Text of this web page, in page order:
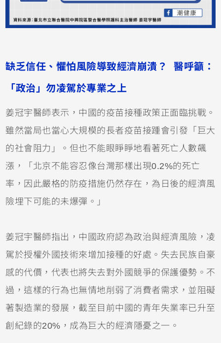
缺乏信任、懼怕風險導致經濟崩潰？ 醫呼籲：
「政治」勿凌駕於專業之上
姜冠宇醫師表示，中國的疫苗接種政策正面臨挑戰。
雖然當局也當心大規模的長者疫苗接踵會引發「巨大
的社會阻力」。但也不能眼睜睜地看著死亡人數飆
漲，「北京不能容忍像台灣那樣出現0.2%的死亡
率，因此嚴格的防疫措施仍然存在，為日後的經濟風
險埋下可能的未爆彈。」
姜冠宇醫師指出，中國政府認為政治與經濟風險，凌
駕於授權外國技術來增加接種的好處。失去民族自豪
感的代價，代表也將失去對外國競爭的保護優勢。不
過，這樣的行為也無情地削弱了消費者需求，並阻礙
著製造業的發展，截至目前中國的青年失業率已升至
創紀錄的20%，成為巨大的經濟隱憂之一。